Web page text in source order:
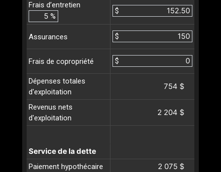
Frais d’entretien
%
$
Assurances $
Frais de copropriété $
Dépenses totales
d'exploitation
754 $
Revenus nets
d'exploitation
2 204 $
Service de la dette
Paiement hypothécaire 2 075 $